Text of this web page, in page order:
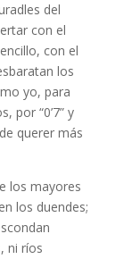
del
con el
con el
los
yo, para
por “0’7” y
querer más
los mayores
los duendes;
ni ríos